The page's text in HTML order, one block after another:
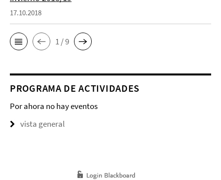
17.10.2018
1 / 9
PROGRAMA DE ACTIVIDADES
Por ahora no hay eventos
vista general